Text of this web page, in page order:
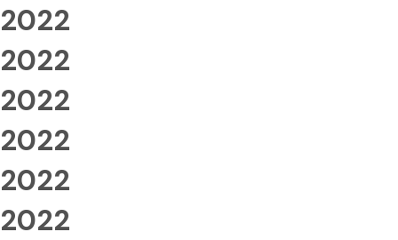
2022
2022
2022
2022
2022
2022